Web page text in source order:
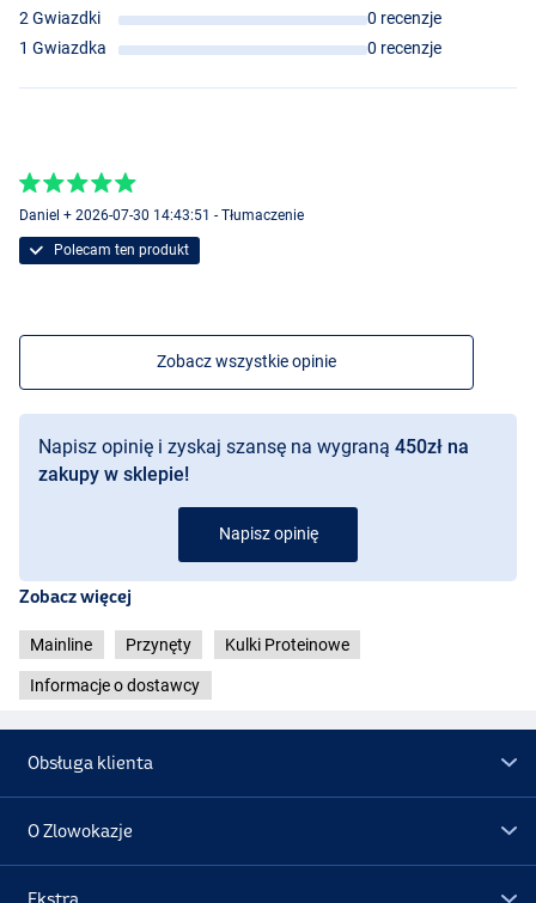
2 Gwiazdki
0 recenzje
1 Gwiazdka
0 recenzje
Daniel + 2026-07-30 14:43:51 - Tłumaczenie
Polecam ten produkt
Zobacz wszystkie opinie
Napisz opinię i zyskaj szansę na wygraną 450zł na
zakupy w sklepie!
Napisz opinię
Zobacz więcej
Mainline Przynęty Kulki Proteinowe
Informacje o dostawcy
Obsługa klienta
O Zlowokazje
Ekstra